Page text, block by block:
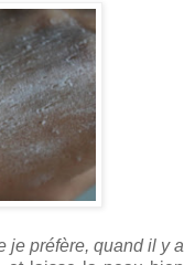
je préfère, quand il y a